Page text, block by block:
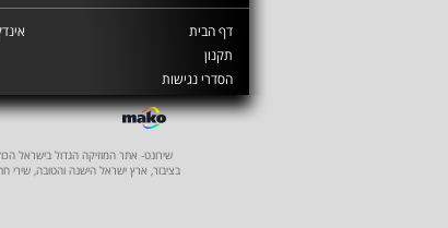
דף הבית
תקנון
הסדרי נגישות
שירונט- אתר המוזיקה הגדול בישראל
בציבור, ארץ ישראל הישנה והטובה, שירי